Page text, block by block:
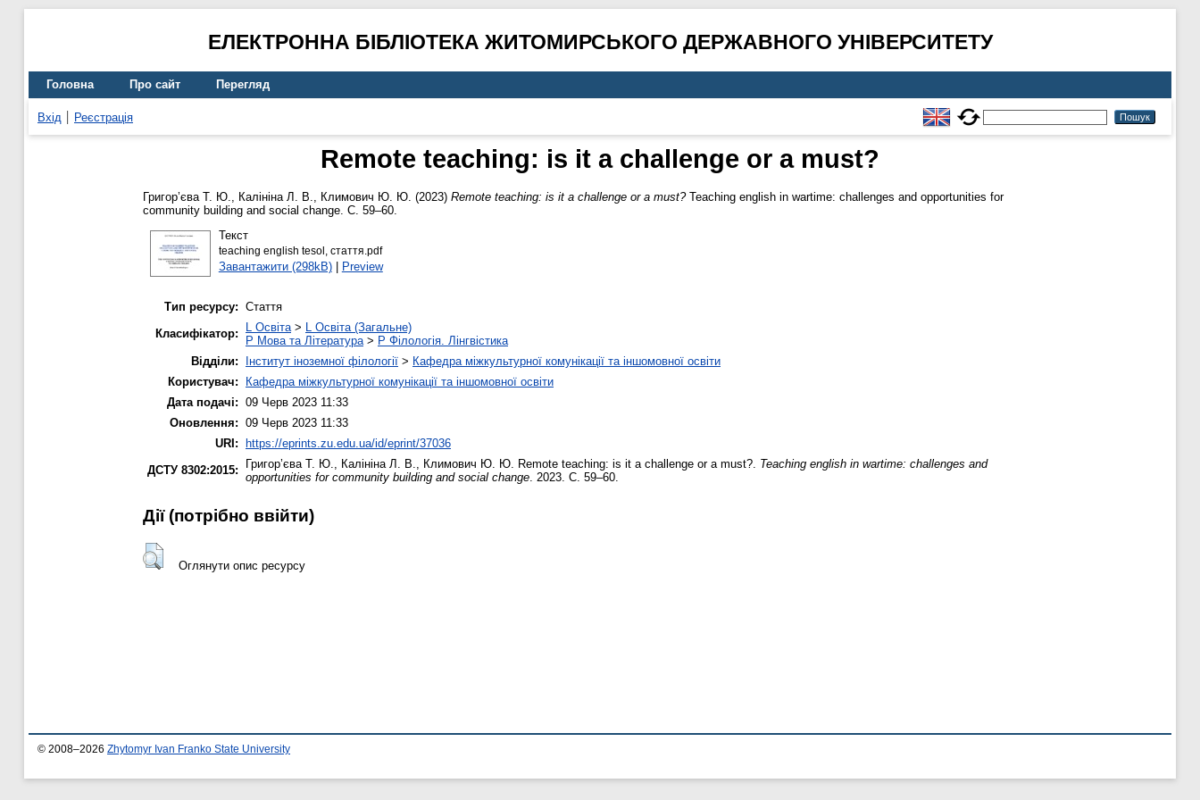
ЕЛЕКТРОННА БІБЛІОТЕКА ЖИТОМИРСЬКОГО ДЕРЖАВНОГО УНІВЕРСИТЕТУ
Головна Про сайт Перегляд
Вхід Реєстрація
Remote teaching: is it a challenge or a must?
Григор’єва Т. Ю., Калініна Л. В., Климович Ю. Ю. (2023) Remote teaching: is it a challenge or a must?Teaching english in wartime: challenges and opportunities for
community building and social change. С. 59–60.
Текст
teaching english tesol, стаття.pdf
Завантажити (298kB)| Preview
Тип ресурсу: Стаття
Класифікатор:
L Освіта> L Освіта (Загальне)
P Мова та Література> P Філологія. Лінгвістика
Відділи:
Інститут іноземної філології > Кафедра міжкультурної комунікації та іншомовної освіти
Користувач:
Кафедра міжкультурної комунікації та іншомовної освіти
Дата подачі: 09 Черв 2023 11:33
Оновлення: 09 Черв 2023 11:33
URI:
https://eprints.zu.edu.ua/id/eprint/37036
ДСТУ 8302:2015:
Григор’єва Т. Ю., Калініна Л. В., Климович Ю. Ю. Remote teaching: is it a challenge or a must?. Teaching english in wartime: challenges and
opportunities for community building and social change. 2023. С. 59–60.
Дії ​​(потрібно ввійти)
Оглянути опис ресурсу
© 2008–2026 Zhytomyr Ivan Franko State University